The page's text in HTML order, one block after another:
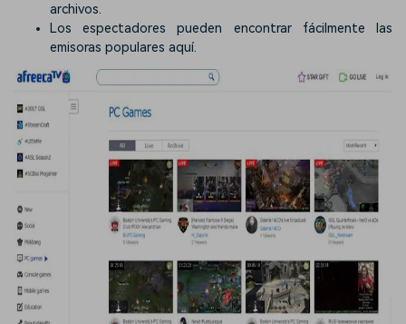
archivos.
Los espectadores pueden encontrar fácilmente las
emisoras populares aquí.